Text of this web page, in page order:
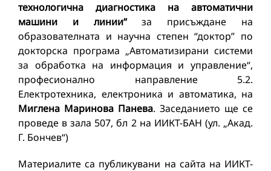
технологична диагностика на автоматични
машини и линии“за присъждане на
образователната и научна степен “доктор” по
докторска програма „Автоматизирани системи
за обработка на информация и управление“,
професионално направление 5.2.
Електротехника, електроника и автоматика, на
Миглена Маринова Панева. Заседанието ще се
проведе в зала 507, бл 2 на ИИКТ-БАН (ул. „Акад.
Г. Бончев“)
Материалите са публикувани на сайта на ИИКТ-